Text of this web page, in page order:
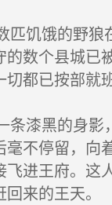
饥饿的野狼
的数个县城已
都已按部就班
漆黑的身影
毫不停留，向
飞进王府。这
来的王天。